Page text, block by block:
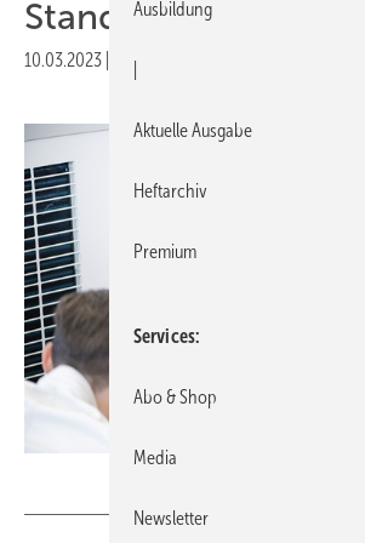
Standorten erwerben
10.03.2023 Druckvorschau
Ausbildung
Aktuelle Ausgabe
Heftarchiv
Premium
Services
Abo & Shop
Media
Newsletter